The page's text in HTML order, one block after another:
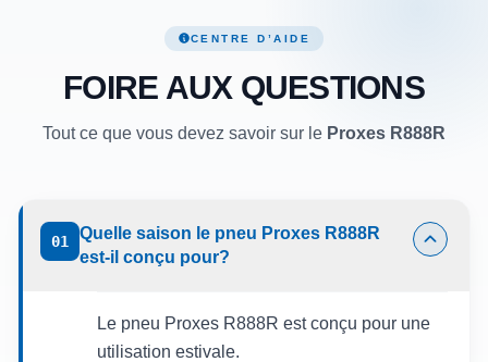
CENTRE D’AIDE
FOIRE AUX QUESTIONS
Tout ce que vous devez savoir sur le Proxes R888R
01
Quelle saison le pneu Proxes R888R
est-il conçu pour?
Le pneu Proxes R888R est conçu pour une
utilisation estivale.